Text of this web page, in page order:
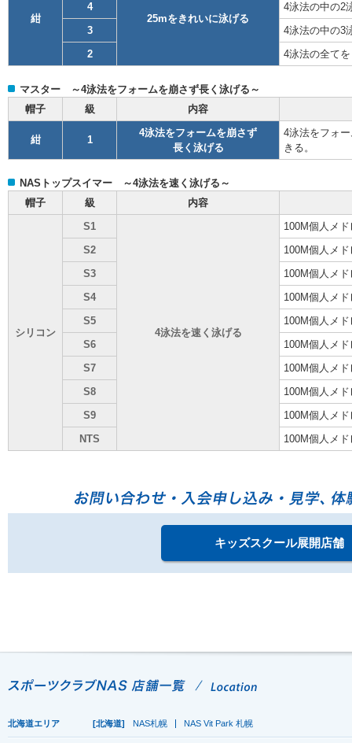
紺 25mをきれいに泳げる
4
4泳法の中の2
3
4泳法の中の3
2
4泳法の全て
マスター ～4泳法をフォームを崩さず長く泳げる～
帽子
級 内容
紺 1
4泳法をフォームを崩さず
長く泳げる
4泳法をフォ
きる。
NASトップスイマー ～4泳法を速く泳げる～
帽子
級 内容
シリコン
S1
4泳法を速く泳げる
100M個人メ
S2
100M個人メ
S3
100M個人メ
S4
100M個人メ
S5
100M個人メ
S6
100M個人メ
S7
100M個人メ
S8
100M個人メ
S9
100M個人メ
NTS
100M個人メ
キッズスクール展開店舗
北海道エリア [北海道] NAS札幌 NAS Vit Park 札幌